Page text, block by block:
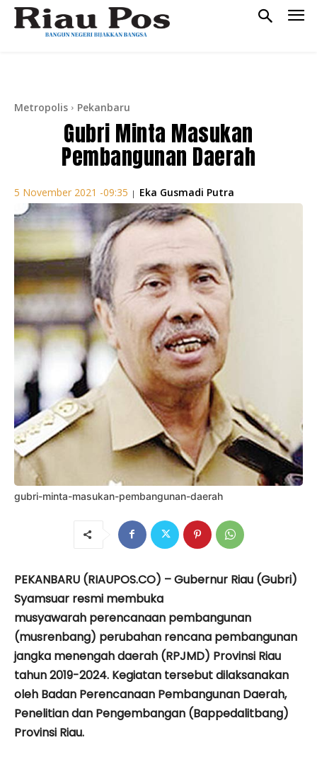
Metropolis Pekanbaru
Gubri Minta Masukan
Pembangunan Daerah
5 November 2021 -09:35 | Eka Gusmadi Putra
gubri-minta-masukan-pembangunan-daerah
PEKANBARU (RIAUPOS.CO) – Gubernur Riau (Gubri)
Syamsuar resmi membuka
musyawarah perencanaan pembangunan
(musrenbang) perubahan rencana pembangunan
jangka menengah daerah (RPJMD) Provinsi Riau
tahun 2019-2024. Kegiatan tersebut dilaksanakan
oleh Badan Perencanaan Pembangunan Daerah,
Penelitian dan Pengembangan (Bappedalitbang)
Provinsi Riau.